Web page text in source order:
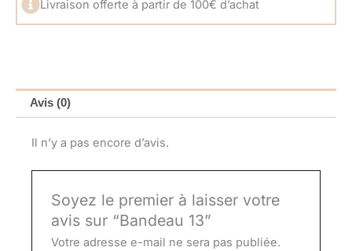
Livraison offerte à partir de 100€ d’achat
Avis (0)
Il n’y a pas encore d’avis.
Soyez le premier à laisser votre
avis sur “Bandeau 13”
Votre adresse e-mail ne sera pas publiée.